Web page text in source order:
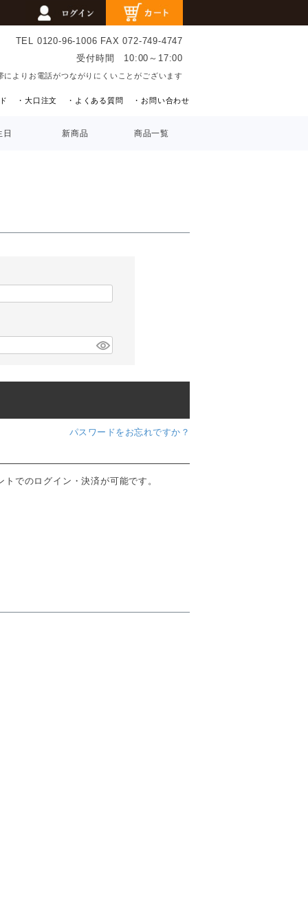
TEL 0120-96-1006 FAX 072-749-4747
受付時間 10:00～17:00
よりお電話がつながりにくいことがございます
・大口注文 ・よくある質問 ・お問い合わせ
日 新商品 商品一覧
パスワードをお忘れですか？
でのログイン・決済が可能です。